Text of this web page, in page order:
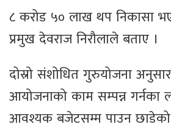
८ करोड ५० लाख थप निकासा
प्रमुख देवराज निरौलाले बताए ।
दोस्रो संशोधित गुरुयोजना
आयोजनाको काम सम्पन्न गर्नका
आवश्यक बजेटसम्म पाउन